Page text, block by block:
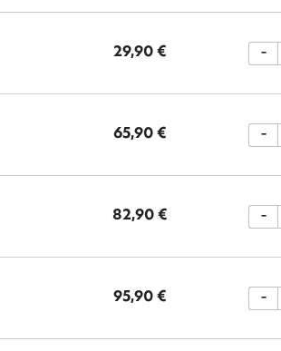
29,90 € -
65,90 € -
82,90 € -
95,90 € -